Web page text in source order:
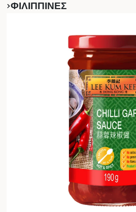
ΦΙΛΙΠΠΙΝΕΣ